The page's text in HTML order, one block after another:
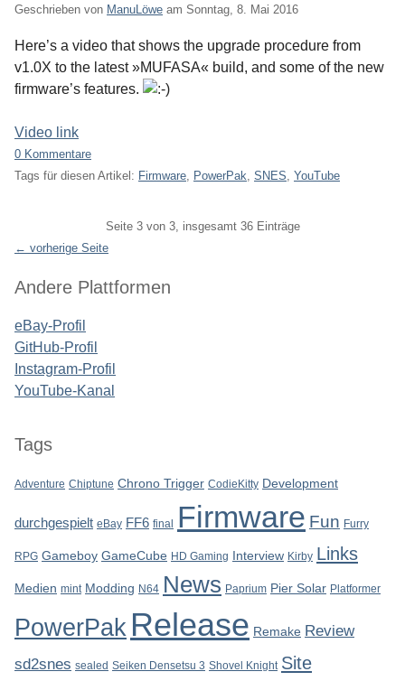
Geschrieben von ManuLöwe am Sonntag, 8. Mai 2016
Here’s a video that shows the upgrade procedure from
v1.0X to the latest »MUFASA« build, and some of the new
firmware’s features.
Video link
0 Kommentare
Tags für diesen Artikel: Firmware PowerPak SNES YouTube
Seite 3 von 3, insgesamt 36 Einträge
← vorherige Seite
Seitenleiste
Andere Plattformen
eBay-Profil
GitHub-Profil
Instagram-Profil
YouTube-Kanal
Tags
Adventure Chiptune Chrono Trigger CodieKitty Development
durchgespielt eBay FF6 final Firmware Fun Furry
RPG Gameboy GameCube HD Gaming Interview Kirby Links
Medien mint Modding N64 News Paprium Pier Solar Platformer
PowerPak Release Remake Review
sd2snes sealed Seiken Densetsu 3 Shovel Knight Site